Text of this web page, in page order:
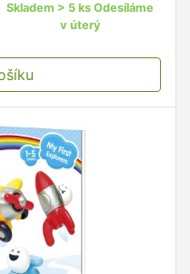
Skladem > 5 ks Odesíláme
v úterý